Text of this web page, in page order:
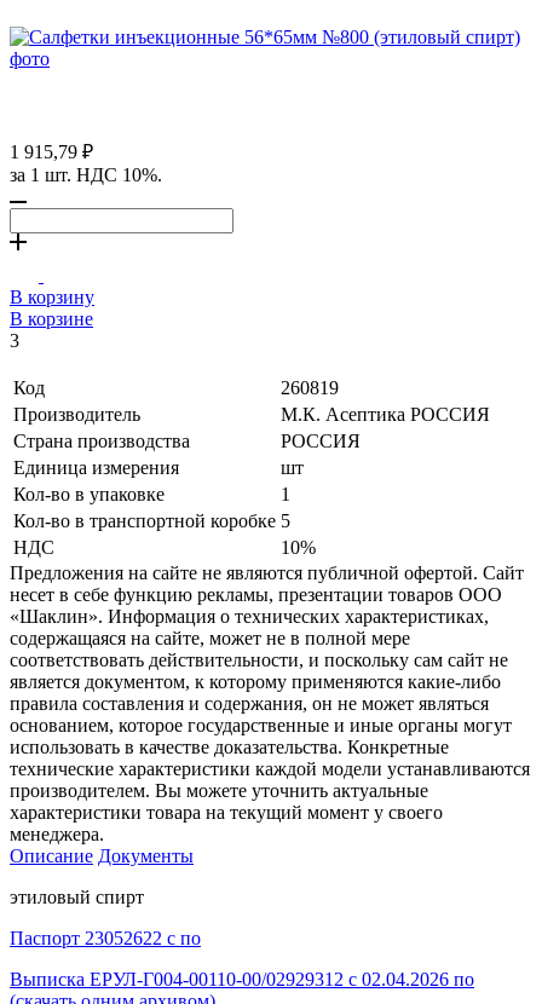
1 915,79 ₽
за 1 шт. НДС 10%.
В корзину
В корзине
3
Код
260819
Производитель
М.К. Асептика РОССИЯ
Страна производства
РОССИЯ
Единица измерения
шт
Кол-во в упаковке
1
Кол-во в транспортной коробке 5
НДС
10%
Предложения на сайте не являются публичной офертой. Сайт
несет в себе функцию рекламы, презентации товаров ООО
«Шаклин». Информация о технических характеристиках,
содержащаяся на сайте, может не в полной мере
соответствовать действительности, и поскольку сам сайт не
является документом, к которому применяются какие-либо
правила составления и содержания, он не может являться
основанием, которое государственные и иные органы могут
использовать в качестве доказательства. Конкретные
технические характеристики каждой модели устанавливаются
производителем. Вы можете уточнить актуальные
характеристики товара на текущий момент у своего
менеджера.
Описание Документы
этиловый спирт
Паспорт 23052622 с по
Выписка ЕРУЛ-Г004-00110-00/02929312 с 02.04.2026 по